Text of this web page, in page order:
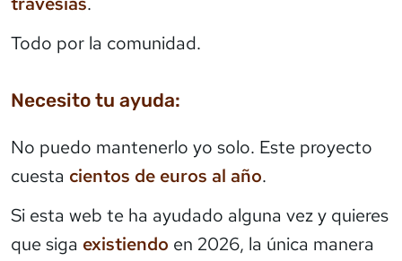
Todo por la comunidad.
Necesito tu ayuda:
No puedo mantenerlo yo solo. Este proyecto
cuesta cientos de euros al año.
Si esta web te ha ayudado alguna vez y quieres
que siga existiendo en 2026, la única manera